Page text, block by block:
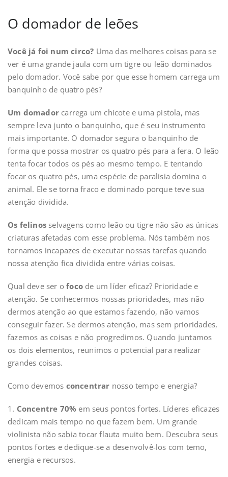
O domador de leões
Você já foi num circo? Uma das melhores coisas para se
ver é uma grande jaula com um tigre ou leão dominados
pelo domador. Você sabe por que esse homem carrega um
banquinho de quatro pés?
Um domador carrega um chicote e uma pistola, mas
sempre leva junto o banquinho, que é seu instrumento
mais importante. O domador segura o banquinho de
forma que possa mostrar os quatro pés para a fera. O leão
tenta focar todos os pés ao mesmo tempo. E tentando
focar os quatro pés, uma espécie de paralisia domina o
animal. Ele se torna fraco e dominado porque teve sua
atenção dividida.
Os felinos selvagens como leão ou tigre não são as únicas
criaturas afetadas com esse problema. Nós também nos
tornamos incapazes de executar nossas tarefas quando
nossa atenção fica dividida entre várias coisas.
Qual deve ser ofoco de um líder eficaz? Prioridade e
atenção. Se conhecermos nossas prioridades, mas não
dermos atenção ao que estamos fazendo, não vamos
conseguir fazer. Se dermos atenção, mas sem prioridades,
fazemos as coisas e não progredimos. Quando juntamos
os dois elementos, reunimos o potencial para realizar
grandes coisas.
Como devemos concentrar nosso tempo e energia?
1. Concentre 70% em seus pontos fortes. Líderes eficazes
dedicam mais tempo no que fazem bem. Um grande
violinista não sabia tocar flauta muito bem. Descubra seus
pontos fortes e dedique-se a desenvolvê-los com temo,
energia e recursos.